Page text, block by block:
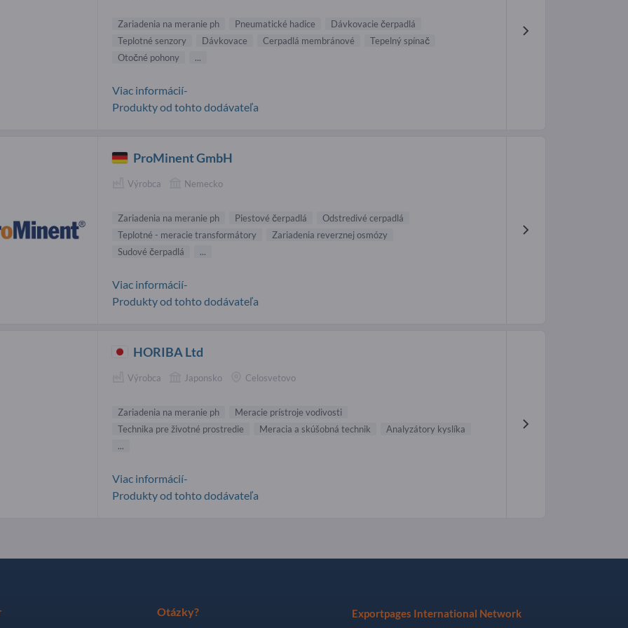
Zariadenia na meranie ph Pneumatické hadice
Dávkovacie čerpadlá
Teplotné senzory
Dávkovace Cerpadlá membránové
Tepelný spínač
Otočné pohony
...
Viac informácií-
Produkty od tohto dodávateľa
ProMinent GmbH
Výrobca Nemecko
Zariadenia na meranie ph Piestové čerpadlá
Odstredivé cerpadlá
Teplotné - meracie transformátory
Zariadenia reverznej osmózy
Sudové čerpadlá
...
Viac informácií-
Produkty od tohto dodávateľa
HORIBA Ltd
Výrobca Japonsko Celosvetovo
Zariadenia na meranie ph
Meracie prístroje vodivosti
Technika pre životné prostredie
Meracia a skúšobná technik
Analyzátory kyslíka
...
Viac informácií-
Produkty od tohto dodávateľa
Otázky?
Exportpages International Network